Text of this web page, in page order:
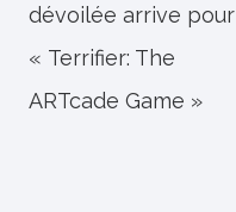
l’article
dévoilée arrive pour
« Terrifier: The
ARTcade Game »